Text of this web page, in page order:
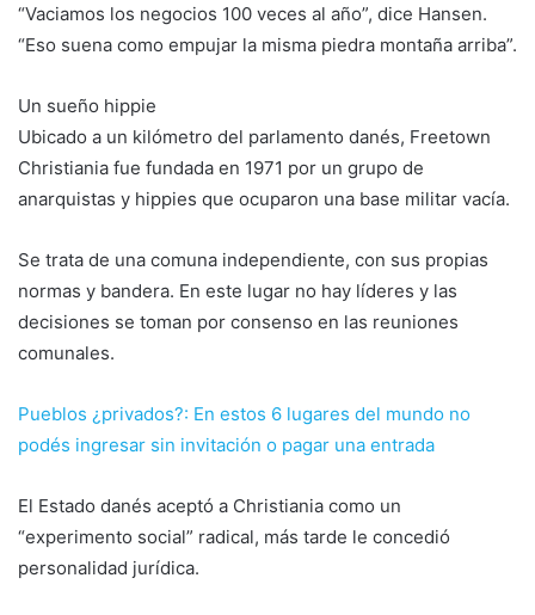
“Vaciamos los negocios 100 veces al año”, dice Hansen.
“Eso suena como empujar la misma piedra montaña arriba”.
Un sueño hippie
Ubicado a un kilómetro del parlamento danés, Freetown
Christiania fue fundada en 1971 por un grupo de
anarquistas y hippies que ocuparon una base militar vacía.
Se trata de una comuna independiente, con sus propias
normas y bandera. En este lugar no hay líderes y las
decisiones se toman por consenso en las reuniones
comunales.
Pueblos ¿privados?: En estos 6 lugares del mundo no
podés ingresar sin invitación o pagar una entrada
El Estado danés aceptó a Christiania como un
“experimento social” radical, más tarde le concedió
personalidad jurídica.